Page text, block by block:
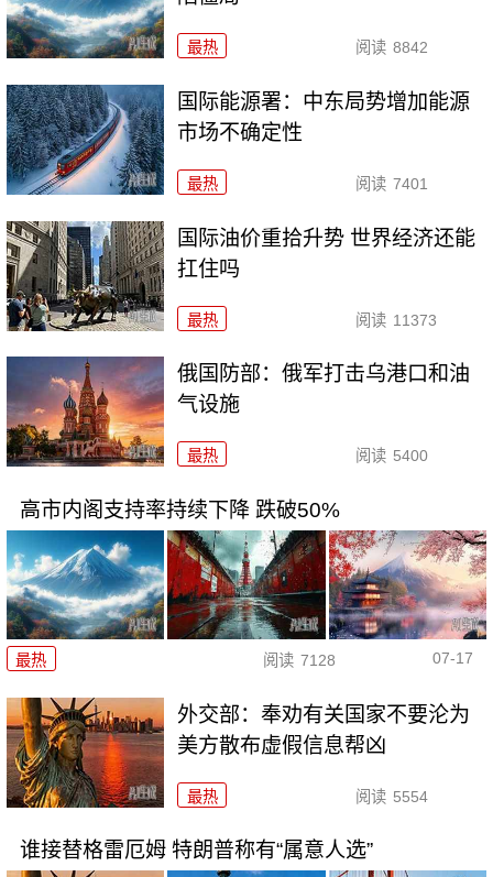
最热 阅读 8842
国际能源署：中东局势增加能源
市场不确定性
最热 阅读 7401
国际油价重拾升势 世界经济还能
扛住吗
最热 阅读 11373
俄国防部：俄军打击乌港口和油
气设施
最热 阅读 5400
高市内阁支持率持续下降 跌破50%
最热 阅读 7128 07-17
外交部：奉劝有关国家不要沦为
美方散布虚假信息帮凶
最热 阅读 5554
谁接替格雷厄姆 特朗普称有“属意人选”